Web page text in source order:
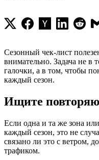
Сезонный чек-лист
внимательно. Задача не в
галочки, а в том, чтобы
каждый сезон.
Ищите
Если одна и та же зона
каждый сезон, это не
связано ли это с ветром,
трафиком.